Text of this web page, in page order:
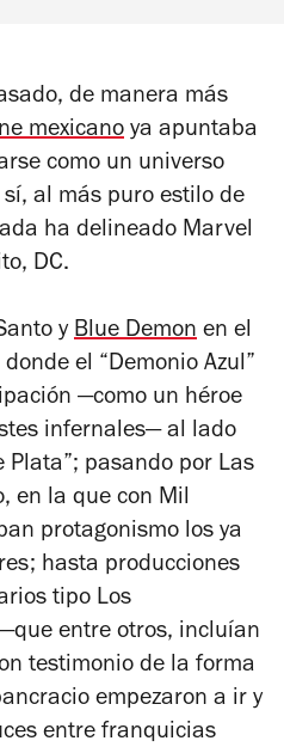
de manera más
mexicano ya apuntaba
como un universo
al más puro estilo de
ha delineado Marvel
DC.
yBlue Demon en el
donde el “Demonio Azul”
—como un héroe
infernales— al lado
Plata”; pasando por Las
, en la que con Mil
protagonismo los ya
hasta producciones
tipo Los
—que entre otros, incluían
testimonio de la forma
empezaron a ir y
entre franquicias